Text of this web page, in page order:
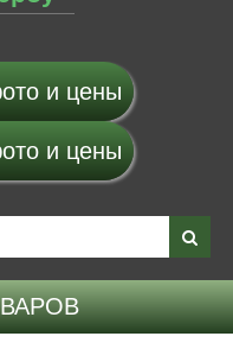
и цены
и цены